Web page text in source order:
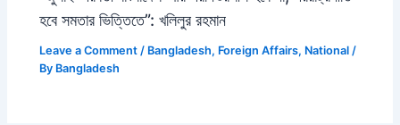
হবে সমতার ভিত্তিতে”: খলিলুর রহমান
Leave a Comment / Bangladesh, Foreign Affairs, National /
By Bangladesh